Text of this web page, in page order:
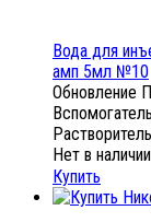
Вода для
амп 5мл №10
Обновление
Растворитель
Нет в наличии
Купить